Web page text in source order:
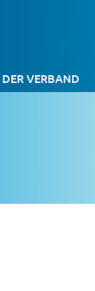
DER VERBAND